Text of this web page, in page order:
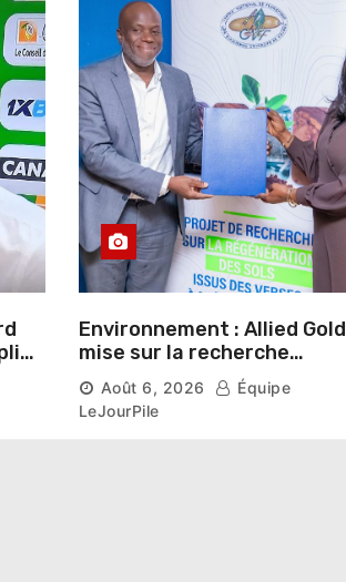
Environnement : Allied Gold
mise sur la recherche
scientifique pour restaurer
les sols de ses sites miniers
Août 6, 2026
Équipe
LeJourPile